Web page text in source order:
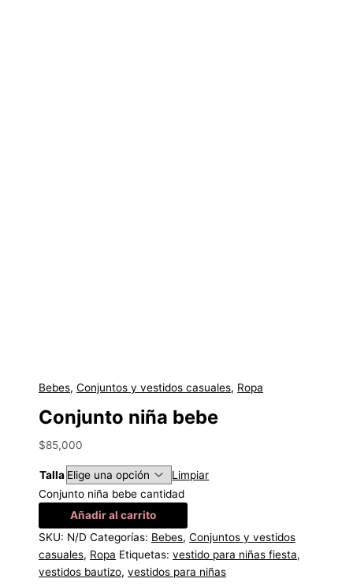
Bebes,Conjuntos y vestidos casuales, Ropa
Conjunto niña bebe
$85,000
Talla
Limpiar
Conjunto niña bebe cantidad
Añadir al carrito
SKU: N/D Categorías: Bebes,Conjuntos y vestidos
casuales, Ropa Etiquetas:vestido para niñas fiesta,
vestidos bautizo,vestidos para niñas